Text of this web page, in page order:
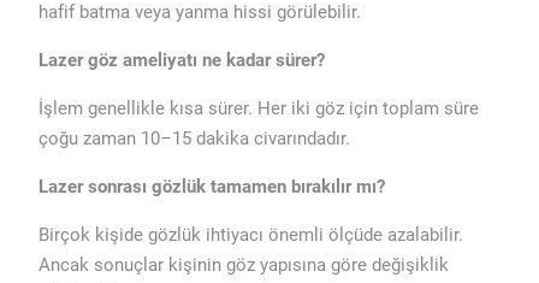
hafif batma veya yanma hissi görülebilir.
Lazer göz ameliyatı ne kadar sürer?
İşlem genellikle kısa sürer. Her iki göz için toplam süre
çoğu zaman 10–15 dakika civarındadır.
Lazer sonrası gözlük tamamen bırakılır mı?
Birçok kişide gözlük ihtiyacı önemli ölçüde azalabilir.
Ancak sonuçlar kişinin göz yapısına göre değişiklik